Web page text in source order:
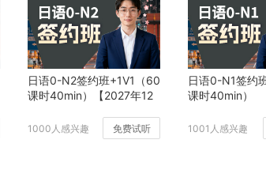
日语0-N2签约班+1V1（60
课时40min）【2027年12
1000人感兴趣 免费试听
日语0-N1签约
课时40min）
1001人感兴趣